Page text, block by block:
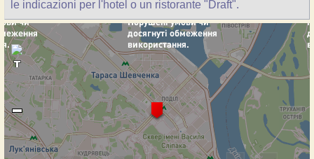
le indicazioni per l'hotel o un ristorante "Draft".